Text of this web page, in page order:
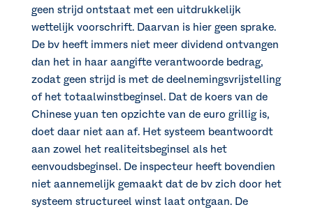
geen strijd ontstaat met een uitdrukkelijk
wettelijk voorschrift. Daarvan is hier geen sprake.
De bv heeft immers niet meer dividend ontvangen
dan het in haar aangifte verantwoorde bedrag,
zodat geen strijd is met de deelnemingsvrijstelling
of het totaalwinstbeginsel. Dat de koers van de
Chinese yuan ten opzichte van de euro grillig is,
doet daar niet aan af. Het systeem beantwoordt
aan zowel het realiteitsbeginsel als het
eenvoudsbeginsel. De inspecteur heeft bovendien
niet aannemelijk gemaakt dat de bv zich door het
systeem structureel winst laat ontgaan. De